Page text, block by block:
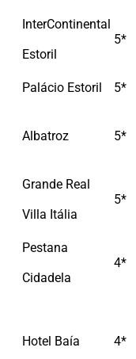
InterContinental
Estoril
5*
Palácio Estoril 5*
Albatroz 5*
Grande Real
Villa Itália
5*
Pestana
Cidadela
4*
Hotel Baía 4*